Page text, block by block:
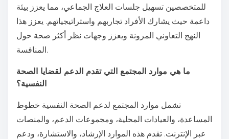
للمتخصصين تسهيل جلسات العلاج الجماعي، مما يعزز بيئة
داعمة حيث يشارك الأفراد تجاربهم واستراتيجياتهم. يعزز هذا
النهج التعاوني المرونة ويعزز وجهات نظر أكثر صحة حول
المنافسة.
ما هي موارد المجتمع التي تقدم الدعم لقضايا الصحة
النفسية؟
تشمل موارد المجتمع لدعم الصحة النفسية خطوط
المساعدة، والعيادات المحلية، ومجموعات الدعم، والمنصات
عبر الإنترنت. تقدم هذه الموارد الإرشاد، والاستشارة، ودعم